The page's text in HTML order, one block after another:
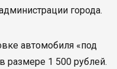
города.
автомобиля «под
размере 1 500 рублей.